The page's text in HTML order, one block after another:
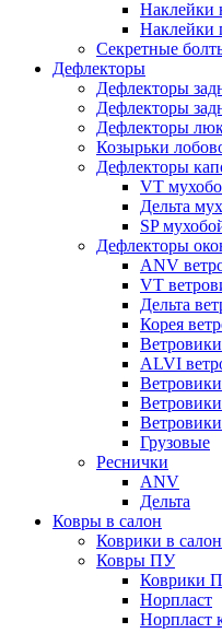
Наклейки
Наклейки
Секретные
Дефлекторы
Дефлекторы
Дефлекторы
Дефлекторы
Козырьки
Дефлекторы
VT
Дельта
SP
Дефлекторы
ANV
VT
Дельта
Корея
ALVI
Грузовые
Реснички
ANV
Дельта
Ковры в салон
Коврики в
Ковры ПУ
Коврики
Норпласт
Норпласт